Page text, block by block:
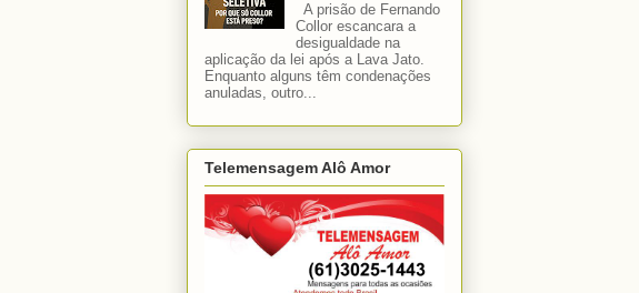
A prisão de Fernando
Collor escancara a
desigualdade na
aplicação da lei após a Lava Jato.
Enquanto alguns têm condenações
anuladas, outro...
Telemensagem Alô Amor